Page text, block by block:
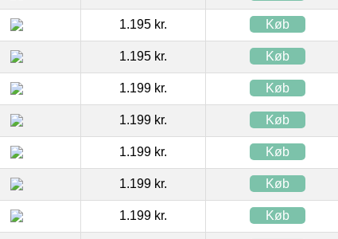
1.195 kr. Køb
1.195 kr. Køb
1.199 kr. Køb
1.199 kr. Køb
1.199 kr. Køb
1.199 kr. Køb
1.199 kr. Køb